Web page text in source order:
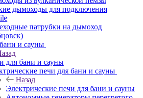
дымоходы для подключения
патрубки на дымоход
и сауны
для бани и сауны
печи для бани и сауны
Назад
Электрические печи для бани и сауны